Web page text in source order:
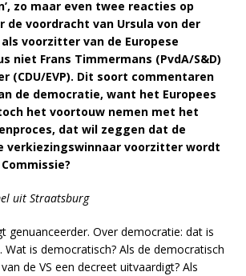
zo maar even twee reacties op
de voordracht van Ursula von der
als voorzitter van de Europese
niet Frans Timmermans (PvdA/S&D)
(CDU/EVP). Dit soort commentaren
de democratie, want het Europees
het voortouw nemen met het
dat wil zeggen dat de
verkiezingswinnaar voorzitter wordt
uit Straatsburg
genuanceerder. Over democratie: dat is
is democratisch? Als de democratisch
de VS een decreet uitvaardigt? Als